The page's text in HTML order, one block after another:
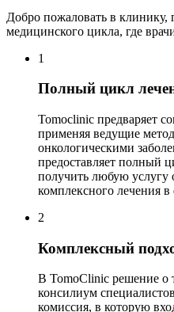
Добро пожаловать в клинику,
медицинского цикла, где
1
Полный цикл
Tomoclinic предваряет
применяя ведущие
онкологическими
предоставляет полный
получить любую услугу
комплексного лечения
2
Комплексный
В TomoClinic решение о
консилиум
комиссия, в которую